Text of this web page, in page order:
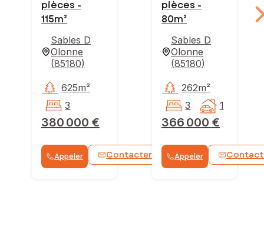
pièces -
115m²
Sables D
Olonne
(85180)
380 000 €
625m²
3
Appeler Contacter WhatsApp
pièces -
80m²
Sables D
Olonne
(85180)
366 000 €
262m²
3
1
Appeler